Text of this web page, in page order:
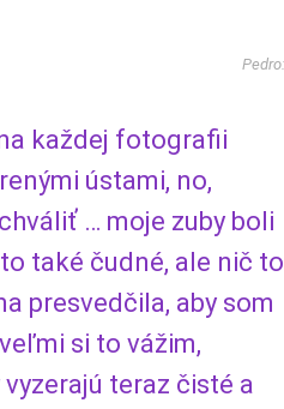
Pedro:
každej fotografii
ústami, no,
… moje zuby boli
také čudné, ale nič to
presvedčila, aby som
si to vážim,
teraz čisté a